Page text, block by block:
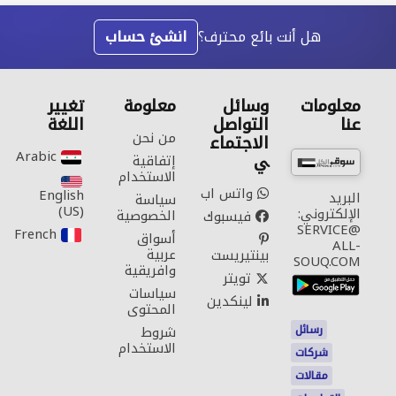
هل أنت بائع محترف؟ انشئ حساب
معلومات
عنا
البريد
الإلكتروني:
SERVICE@
ALL-
SOUQ.COM
رسائل
شركات
مقالات
وسائل
التواصل
الاجتماع
ي
واتس اب
فيسبوك
بينتيريست
تويتر
لينكدين
معلومة
من نحن
إتفاقية
الاستخدام
سياسة
الخصوصية
أسواق
عربية
وافريقية
سياسات
المحتوى
شروط
الاستخدام
تغيير
اللغة
Arabic‎
English
(US)‎
French‎